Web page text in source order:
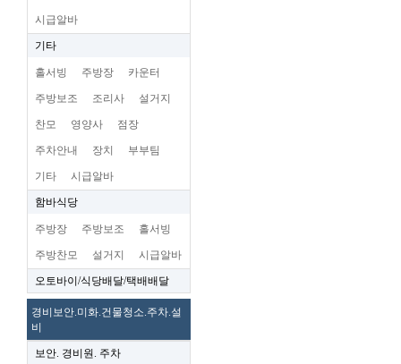
시급알바
기타
홀서빙 주방장 카운터
주방보조 조리사 설거지
찬모 영양사 점장
주차안내 장치 부부팀
기타 시급알바
함바식당
주방장 주방보조 홀서빙
주방찬모 설거지 시급알바
오토바이/식당배달/택배배달
경비보안.미화.건물청소.주차.설
비
보안. 경비원. 주차